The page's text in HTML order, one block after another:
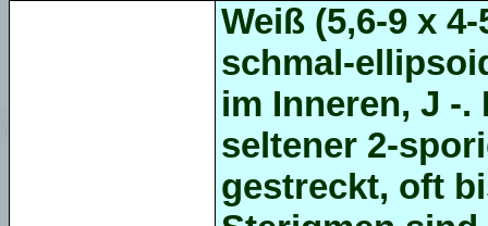
Weiß (5,6-9 x
schmal-
im Inneren, J -.
seltener 2-
gestreckt, oft